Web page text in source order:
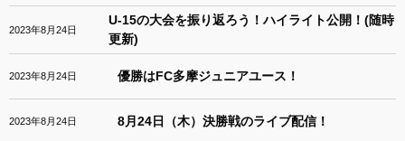
2023年8月24日
U-15の大会を振り返ろう！ハイライト公開！(随時
更新)
2023年8月24日 優勝はFC多摩ジュニアユース！
2023年8月24日 8月24日（木）決勝戦のライブ配信！